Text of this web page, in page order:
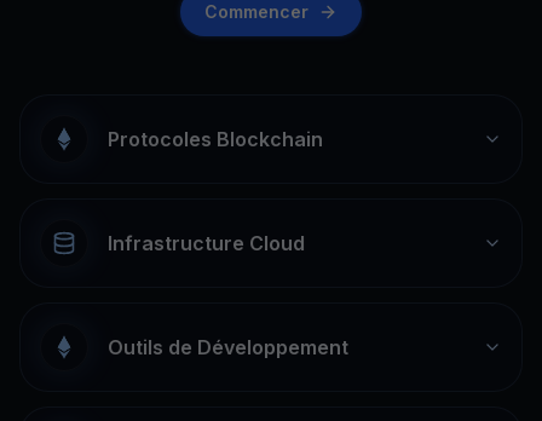
Commencer
Protocoles Blockchain
Infrastructure Cloud
Outils de Développement